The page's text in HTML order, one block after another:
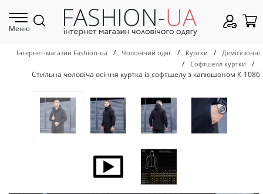
Меню
Інтернет-магазин Fashion-ua / Чоловічий одяг / Куртки / Демісезонні
/ Софтшелл куртки
/
Стильна чоловіча осіння куртка із софтшелу з капюшоном К-1086